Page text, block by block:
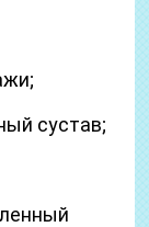
сустав;